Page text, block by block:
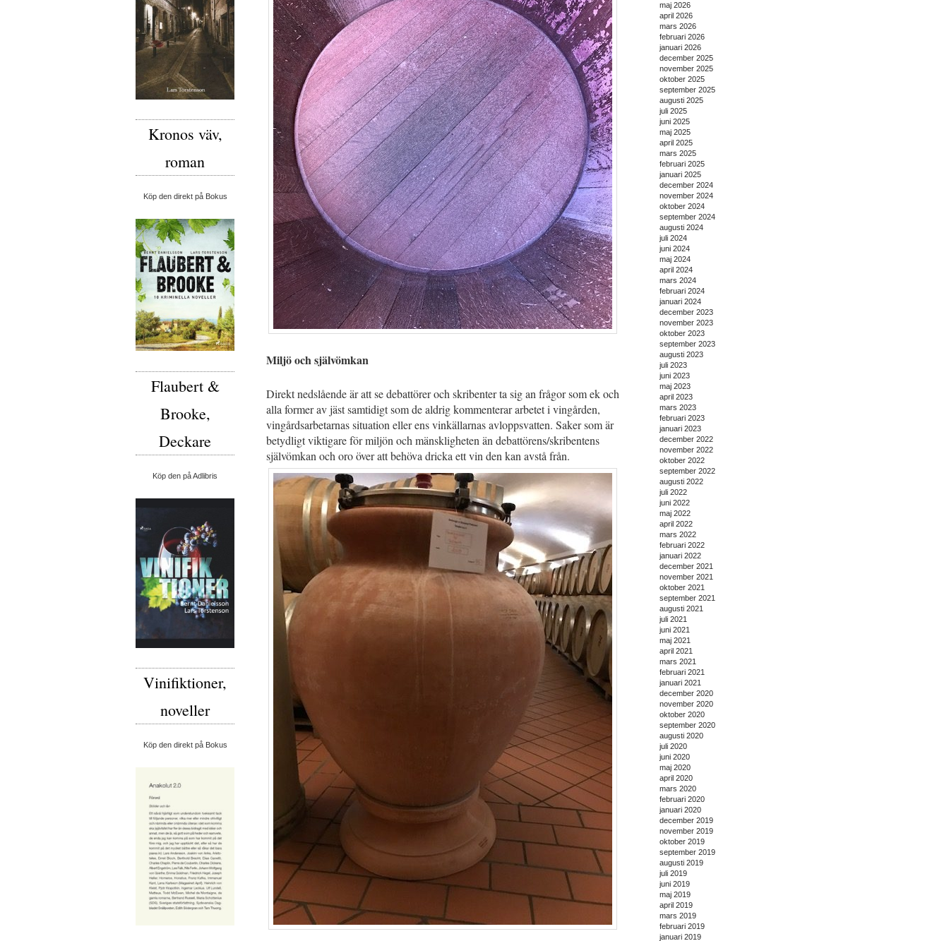
Miljö och självömkan
Direkt nedslående är att se debattörer och skribenter ta sig an frågor som ek och
alla former av jäst samtidigt som de aldrig kommenterar arbetet i vingården,
vingårdsarbetarnas situation eller ens vinkällarnas avloppsvatten. Saker som är
betydligt viktigare för miljön och mänskligheten än debattörens/skribentens
självömkan och oro över att behöva dricka ett vin den kan avstå från.
maj 2026
april 2026
mars 2026
februari 2026
januari 2026
december 2025
november 2025
oktober 2025
september 2025
augusti 2025
juli 2025
juni 2025
maj 2025
april 2025
mars 2025
februari 2025
januari 2025
december 2024
november 2024
oktober 2024
september 2024
augusti 2024
juli 2024
juni 2024
maj 2024
april 2024
mars 2024
februari 2024
januari 2024
december 2023
november 2023
oktober 2023
september 2023
augusti 2023
juli 2023
juni 2023
maj 2023
april 2023
mars 2023
februari 2023
januari 2023
december 2022
november 2022
oktober 2022
september 2022
augusti 2022
juli 2022
juni 2022
maj 2022
april 2022
mars 2022
februari 2022
januari 2022
december 2021
november 2021
oktober 2021
september 2021
augusti 2021
juli 2021
juni 2021
maj 2021
april 2021
mars 2021
februari 2021
januari 2021
december 2020
november 2020
oktober 2020
september 2020
augusti 2020
juli 2020
juni 2020
maj 2020
april 2020
mars 2020
februari 2020
januari 2020
december 2019
november 2019
oktober 2019
september 2019
augusti 2019
juli 2019
juni 2019
maj 2019
april 2019
mars 2019
februari 2019
januari 2019
Kronos väv,
roman
Köp den direkt på Bokus
Flaubert &
Brooke,
Deckare
Köp den på Adlibris
Vinifiktioner,
noveller
Köp den direkt på Bokus